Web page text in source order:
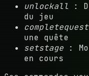
unlockall :
du jeu
completequest
une quête
setstage :
en cours